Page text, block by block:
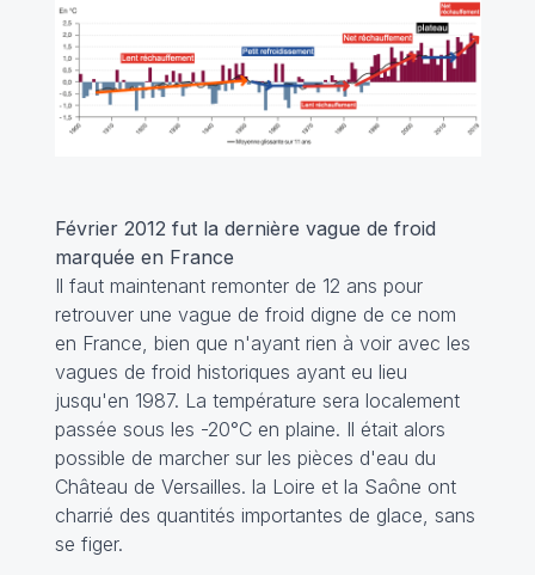
Février 2012 fut la dernière vague de froid
marquée en France
Il faut maintenant remonter de 12 ans pour
retrouver une vague de froid digne de ce nom
en France, bien que n'ayant rien à voir avec les
vagues de froid historiques ayant eu lieu
jusqu'en 1987. La température sera localement
passée sous les -20°C en plaine. Il était alors
possible de marcher sur les pièces d'eau du
Château de Versailles. la Loire et la Saône ont
charrié des quantités importantes de glace, sans
se figer.